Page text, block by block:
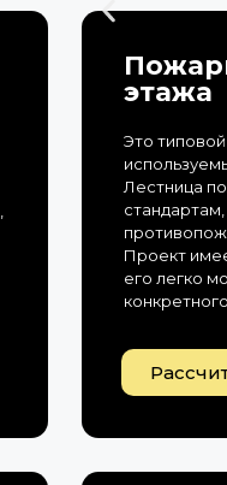
этажа
Это
Лестница
Проект
его легко